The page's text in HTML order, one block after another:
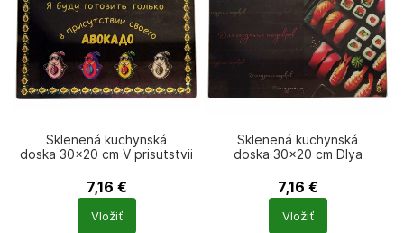
Sklenená kuchynská
doska 30×20 cm V prisutstvii
7,16 €
Počet
produktů
Vložiť
Sklenená kuchynská
doska 30×20 cm Dlya
7,16 €
Počet
produktů
Vložiť